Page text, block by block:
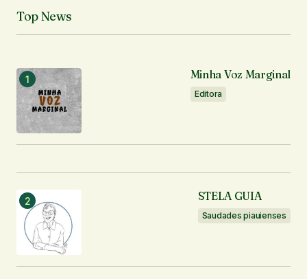
O seu endereço de e-mail não será publicado.
Comentário
Seu nome*
Seu e-mail
Enviar comentário
Top News
Minha Voz Marginal
Editora
STELA GUIA
Saudades piauienses